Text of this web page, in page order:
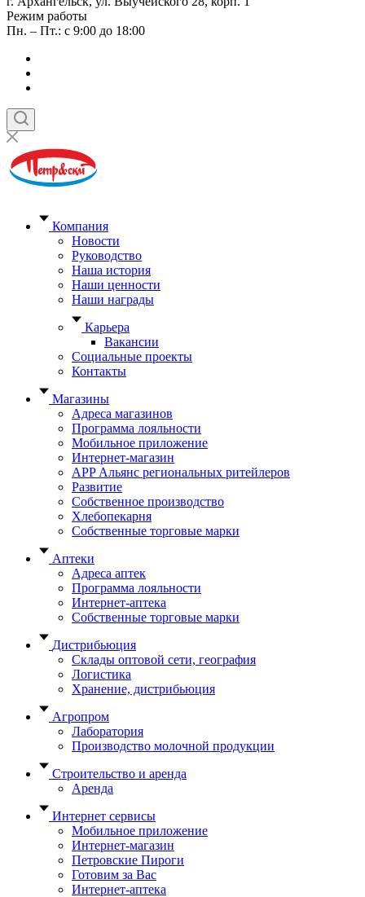
Режим работы
Пн. – Пт.: с 9:00 до 18:00
Компания
Новости
Руководство
Наша история
Наши ценности
Наши награды
Карьера
Вакансии
Социальные проекты
Контакты
Магазины
Адреса магазинов
Программа лояльности
Мобильное приложение
Интернет-магазин
APP Альянс региональных ритейлеров
Развитие
Собственное производство
Хлебопекарня
Собственные торговые марки
Аптеки
Адреса аптек
Программа лояльности
Интернет-аптека
Собственные торговые марки
Дистрибьюция
Склады оптовой сети, география
Логистика
Хранение, дистрибьюция
Агропром
Лаборатория
Производство молочной продукции
Строительство и аренда
Аренда
Интернет сервисы
Мобильное приложение
Интернет-магазин
Петровские Пироги
Готовим за Вас
Интернет-аптека